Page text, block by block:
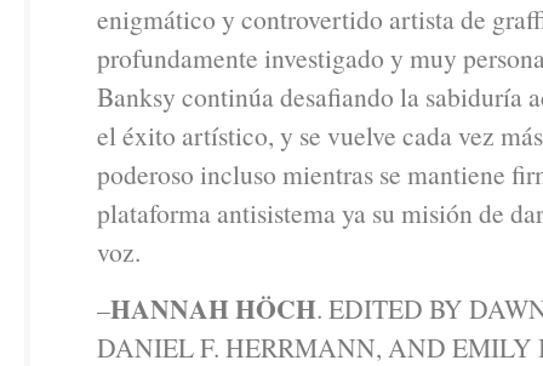
enigmático y controvertido artista de
profundamente investigado y muy
Banksy continúa desafiando la sabiduría
el éxito artístico, y se vuelve cada vez
poderoso incluso mientras se mantiene
plataforma antisistema ya su misión de
voz.
–HANNAH HÖCH. EDITED BY
DANIEL F. HERRMANN, AND EMILY